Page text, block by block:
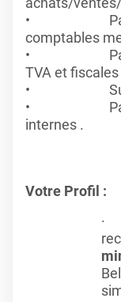
comptables
TVA et fiscales
internes .
Votre Profil :
·